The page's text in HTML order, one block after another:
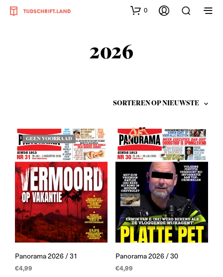
0
2026
GEEN VOORRAAD
Panorama 2026 / 31
€4,99
Panorama 2026 / 30
€4,99